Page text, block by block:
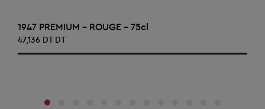
AJOUTER AU PANIER
1947 PREMIUM - ROUGE - 75cl
47,136 DT DT